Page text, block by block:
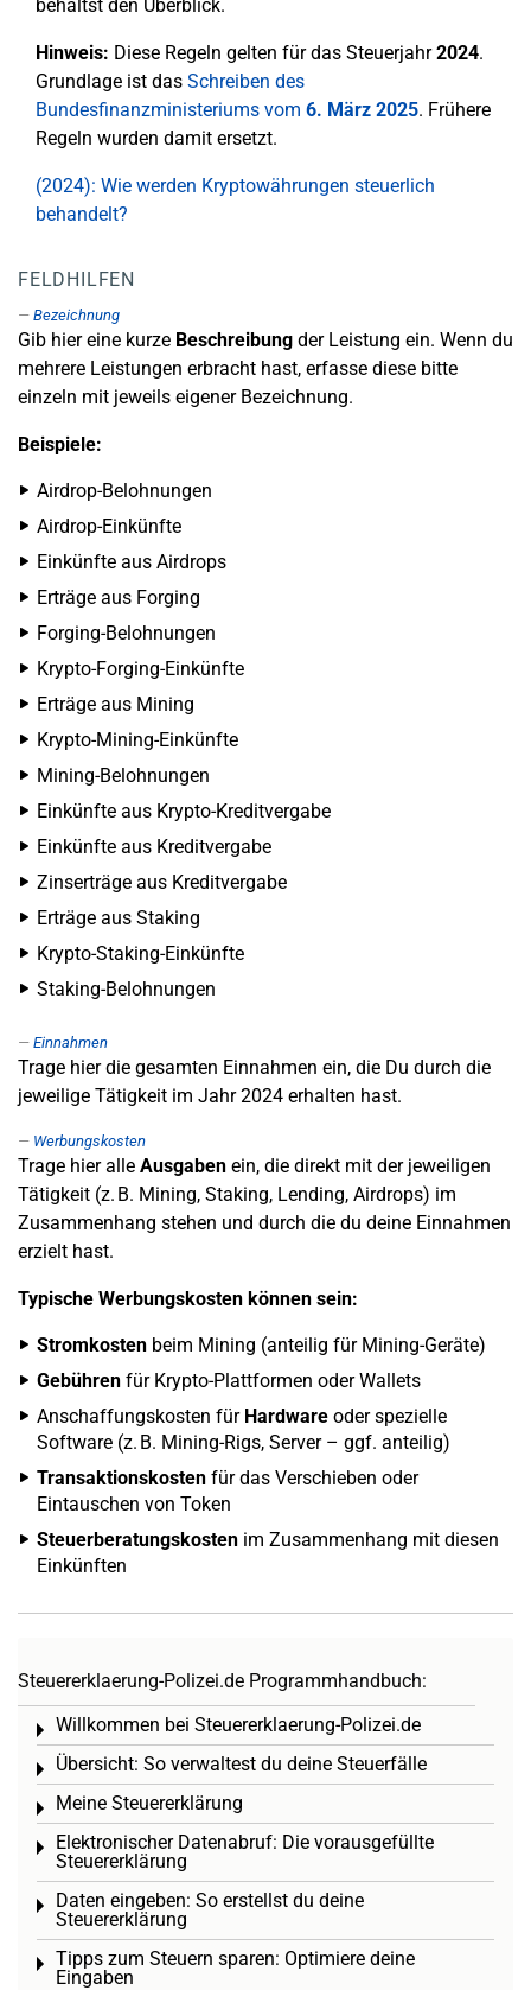
behältst den Überblick.
Hinweis: Diese Regeln gelten für das Steuerjahr2024.
Grundlage ist das Schreiben des
Bundesfinanzministeriums vom 6. März 2025. Frühere
Regeln wurden damit ersetzt.
(2024): Wie werden Kryptowährungen steuerlich
behandelt?
FELDHILFEN
Bezeichnung
Gib hier eine kurze Beschreibung der Leistung ein. Wenn du
mehrere Leistungen erbracht hast, erfasse diese bitte
einzeln mit jeweils eigener Bezeichnung.
Beispiele:
Airdrop-Belohnungen
Airdrop-Einkünfte
Einkünfte aus Airdrops
Erträge aus Forging
Forging-Belohnungen
Krypto-Forging-Einkünfte
Erträge aus Mining
Krypto-Mining-Einkünfte
Mining-Belohnungen
Einkünfte aus Krypto-Kreditvergabe
Einkünfte aus Kreditvergabe
Zinserträge aus Kreditvergabe
Erträge aus Staking
Krypto-Staking-Einkünfte
Staking-Belohnungen
Einnahmen
Trage hier die gesamten Einnahmen ein, die Du durch die
jeweilige Tätigkeit im Jahr 2024 erhalten hast.
Werbungskosten
Trage hier alle Ausgaben ein, die direkt mit der jeweiligen
Tätigkeit (z. B. Mining, Staking, Lending, Airdrops) im
Zusammenhang stehen und durch die du deine Einnahmen
erzielt hast.
Typische Werbungskosten können sein:
Stromkosten beim Mining (anteilig für Mining-Geräte)
Gebühren für Krypto-Plattformen oder Wallets
Anschaffungskosten für Hardware oder spezielle
Software (z. B. Mining-Rigs, Server – ggf. anteilig)
Transaktionskosten für das Verschieben oder
Eintauschen von Token
Steuerberatungskosten im Zusammenhang mit diesen
Einkünften
Steuererklaerung-Polizei.de Programmhandbuch:
Willkommen bei Steuererklaerung-Polizei.de
Toggle menu
Übersicht: So verwaltest du deine Steuerfälle
Toggle menu
Meine Steuererklärung
Toggle menu
Elektronischer Datenabruf: Die vorausgefüllte
Steuererklärung
Toggle menu
Daten eingeben: So erstellst du deine
Steuererklärung
Toggle menu
Tipps zum Steuern sparen: Optimiere deine
Eingaben
Toggle menu